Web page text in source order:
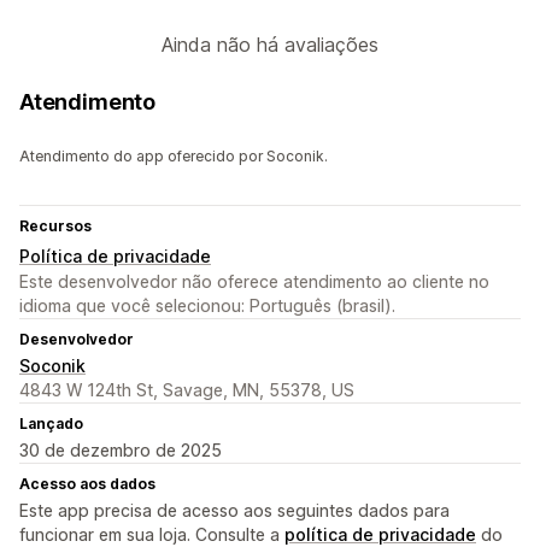
Ainda não há avaliações
Atendimento
Atendimento do app oferecido por Soconik.
Recursos
Política de privacidade
Este desenvolvedor não oferece atendimento ao cliente no
idioma que você selecionou: Português (brasil).
Desenvolvedor
Soconik
4843 W 124th St, Savage, MN, 55378, US
Lançado
30 de dezembro de 2025
Acesso aos dados
Este app precisa de acesso aos seguintes dados para
funcionar em sua loja. Consulte a política de privacidade do